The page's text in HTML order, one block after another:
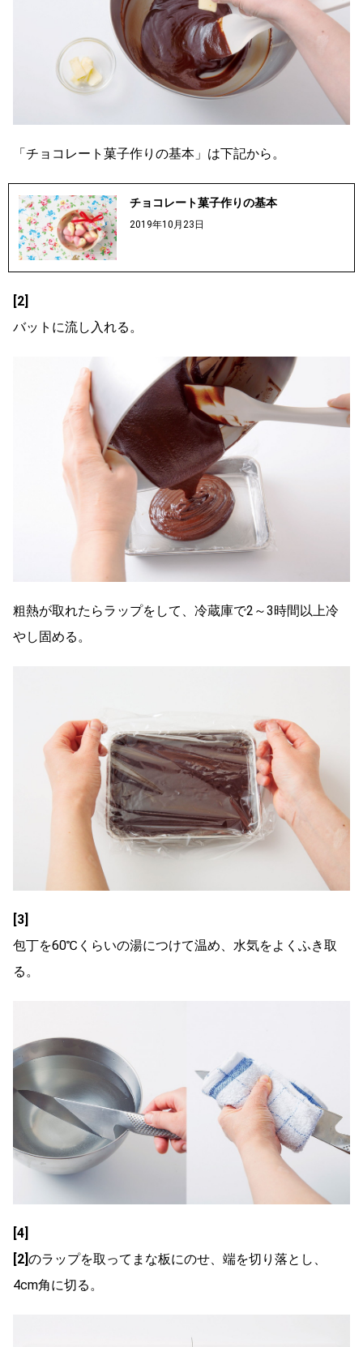
「チョコレート菓子作りの基本」は下記から。
チョコレート菓子作りの基本
2019年10月23日
[2]
バットに流し入れる。
粗熱が取れたらラップをして、冷蔵庫で2～3時間以上冷
やし固める。
[3]
包丁を60℃くらいの湯につけて温め、水気をよくふき取
る。
[4]
[2]のラップを取ってまな板にのせ、端を切り落とし、
4cm角に切る。